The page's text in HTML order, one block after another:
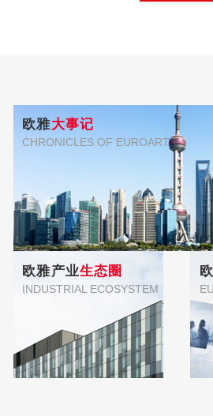
欧雅大事记
CHRONICLES OF EUROART
欧雅产业生态圈
INDUSTRIAL ECOSYSTEM